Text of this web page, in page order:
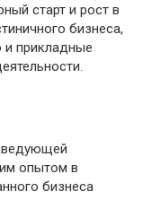
старт и рост в
бизнеса,
и прикладные
опытом в
бизнеса